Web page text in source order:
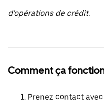
d'opérations de crédit.
Comment ça
Prenez contact